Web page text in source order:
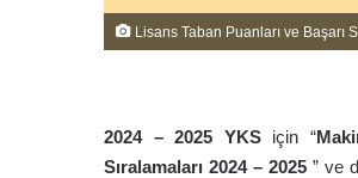
Lisans Taban Puanları ve Başarı
2024 – 2025 YKSiçin “
Sıralamaları 2024 – 2025 ” ve